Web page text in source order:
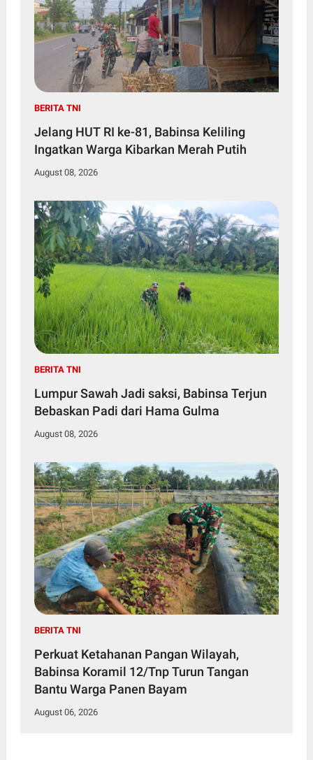
BERITA TNI
Jelang HUT RI ke-81, Babinsa Keliling
Ingatkan Warga Kibarkan Merah Putih
August 08, 2026
BERITA TNI
Lumpur Sawah Jadi saksi, Babinsa Terjun
Bebaskan Padi dari Hama Gulma
August 08, 2026
BERITA TNI
Perkuat Ketahanan Pangan Wilayah,
Babinsa Koramil 12/Tnp Turun Tangan
Bantu Warga Panen Bayam
August 06, 2026